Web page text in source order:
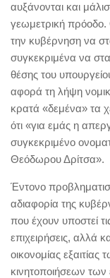
αυξάνονται και
γεωμετρική
την κυβέρνηση να
συγκεκριμένα να
θέσης του
αφορά τη λήψη
κρατά «δεμένα» τα
ότι «για εμάς η
συγκεκριμένο
Θεόδωρου Δρίτσα».
Έντονο
αδιαφορία της
που έχουν υποστεί
επιχειρήσεις, αλλά
οικονομίας
κινητοποιήσεων των